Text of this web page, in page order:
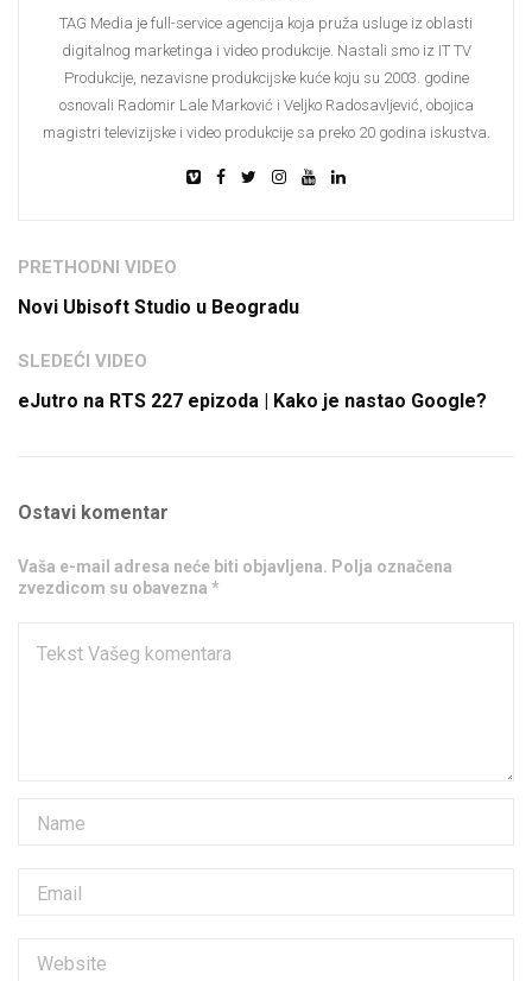
TAG Media je full-service agencija koja pruža usluge iz oblasti
digitalnog marketinga i video produkcije. Nastali smo iz IT TV
Produkcije, nezavisne produkcijske kuće koju su 2003. godine
osnovali Radomir Lale Marković i Veljko Radosavljević, obojica
magistri televizijske i video produkcije sa preko 20 godina iskustva.
PRETHODNI VIDEO
Novi Ubisoft Studio u Beogradu
SLEDEĆI VIDEO
eJutro na RTS 227 epizoda | Kako je nastao Google?
Ostavi komentar
Vaša e-mail adresa neće biti objavljena. Polja označena
zvezdicom su obavezna *